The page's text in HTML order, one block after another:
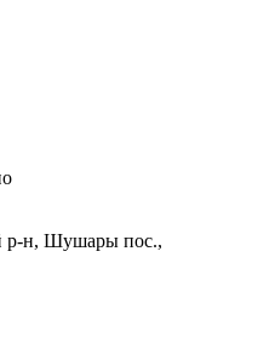
р-н, Шушары пос.,